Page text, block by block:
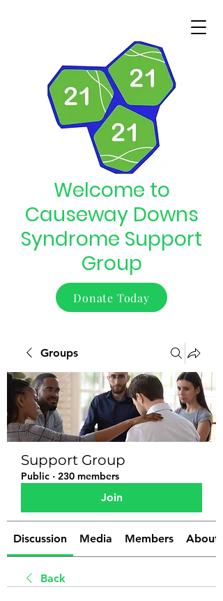
Welcome to
Causeway Downs
Syndrome Support
Group
Donate Today
Groups
Support Group
Public · 230 members
Join
Discussion Media Members About
Back